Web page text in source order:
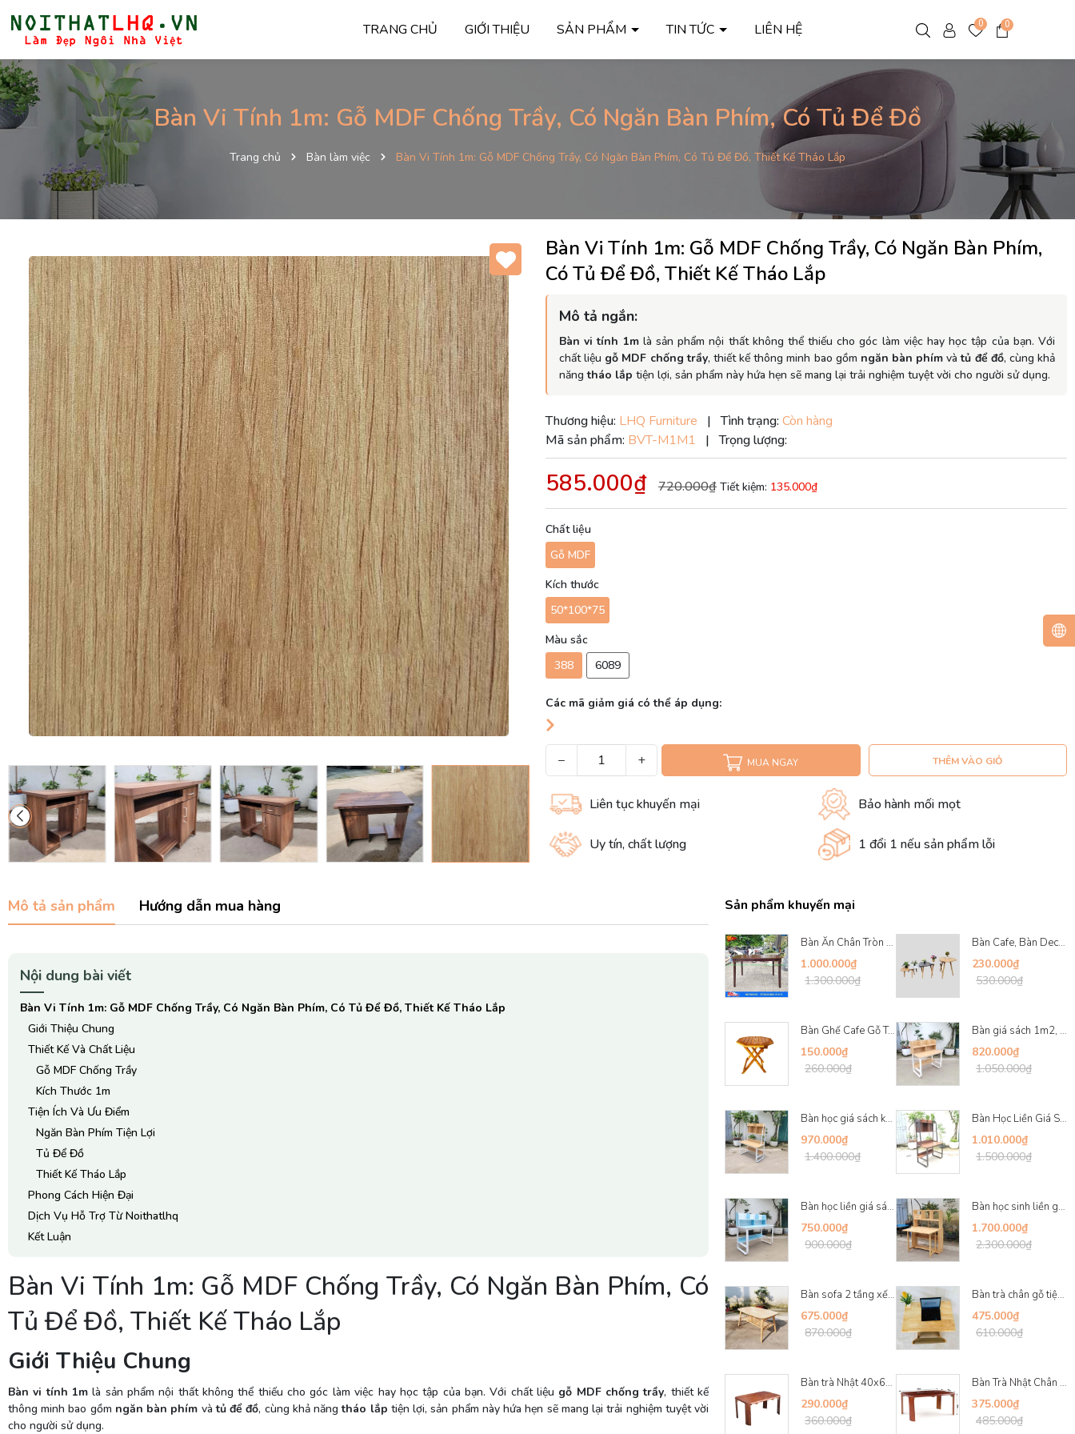
TRANG CHỦ GIỚI THIỆU SẢN PHẨM TIN TỨC LIÊN HỆ 0 0
Bàn Vi Tính 1m: Gỗ MDF Chống Trầy, Có Ngăn Bàn Phím, Có Tủ Để Đồ
Trang chủ Bàn làm việc Bàn Vi Tính 1m: Gỗ MDF Chống Trầy, Có Ngăn Bàn Phím, Có Tủ Để Đồ, Thiết Kế Tháo Lắp
Bàn Vi Tính 1m: Gỗ MDF Chống Trầy, Có Ngăn Bàn Phím,
Có Tủ Để Đồ, Thiết Kế Tháo Lắp
Mô tả ngắn:
Bàn vi tính 1mlà sản phẩm nội thất không thể thiếu cho góc làm việc hay học tập của bạn. Với
chất liệu gỗ MDF chống trầy, thiết kế thông minh bao gồm ngăn bàn phím vàtủ để đồ, cùng khả
năngtháo lắp tiện lợi, sản phẩm này hứa hẹn sẽ mang lại trải nghiệm tuyệt vời cho người sử dụng.
Thương hiệu: LHQ Furniture | Tình trạng: Còn hàng
Mã sản phẩm: BVT-M1M1 | Trọng lượng:
585.000₫ 720.000₫ Tiết kiệm: 135.000₫
Chất liệu
Gỗ MDF
Kích thước
50*100*75
Màu sắc
388
6089
Các mã giảm giá có thể áp dụng:
− + MUA NGAY THÊM VÀO GIỎ
Liên tục khuyến mại Bảo hành mối mọt
Uy tín, chất lượng 1 đổi 1 nếu sản phẩm lỗi
Mô tả sản phẩm Hướng dẫn mua hàng
Nội dung bài viết
Bàn Vi Tính 1m: Gỗ MDF Chống Trầy, Có Ngăn Bàn Phím, Có Tủ Để Đồ, Thiết Kế Tháo Lắp
Giới Thiệu Chung
Thiết Kế Và Chất Liệu
Gỗ MDF Chống Trầy
Kích Thước 1m
Tiện Ích Và Ưu Điểm
Ngăn Bàn Phím Tiện Lợi
Tủ Để Đồ
Thiết Kế Tháo Lắp
Phong Cách Hiện Đại
Dịch Vụ Hỗ Trợ Từ Noithatlhq
Kết Luận
Bàn Vi Tính 1m: Gỗ MDF Chống Trầy, Có Ngăn Bàn Phím, Có
Tủ Để Đồ, Thiết Kế Tháo Lắp
Giới Thiệu Chung
Bàn vi tính 1m là sản phẩm nội thất không thể thiếu cho góc làm việc hay học tập của bạn. Với chất liệu gỗ MDF chống trầy, thiết kế
thông minh bao gồm ngăn bàn phím vàtủ để đồ, cùng khả năngtháo lắp tiện lợi, sản phẩm này hứa hẹn sẽ mang lại trải nghiệm tuyệt vời
cho người sử dụng.
Sản phẩm khuyến mại
Bàn Ăn Chân Tròn 4 Ghế - Sự Lựa Chọn Hoàn Hảo C...
1.000.000₫
1.300.000₫
Bàn Cafe, Bàn Decor DIY - Chân Sắt, Chân Gỗ Tiệ...
230.000₫
530.000₫
Bàn Ghế Cafe Gỗ Tràm - Sự Lựa Chọn Hoàn Hảo Cho...
150.000₫
260.000₫
Bàn giá sách 1m2, Khung sắt chữ U, Gỗ MDF chống...
820.000₫
1.050.000₫
Bàn học giá sách khung sắt 1m, Kích thước 60x10...
970.000₫
1.400.000₫
Bàn Học Liền Giá Sách 1m2: Khung Sắt Sơn Tĩnh Đ...
1.010.000₫
1.500.000₫
Bàn học liền giá sách, Khung sắt chữ U, Gỗ MDF ...
750.000₫
900.000₫
Bàn học sinh liền giá sách, Có thể xếp gọn mặt ...
1.700.000₫
2.300.000₫
Bàn sofa 2 tầng xếp gọn, Gỗ cao su tự nhiên, Kí...
675.000₫
870.000₫
Bàn trà chân gỗ tiện 60x90, Chân gấp tiện lợi, ...
475.000₫
610.000₫
Bàn trà Nhật 40x60, Chân bánh mỳ, Gỗ tự nhiên, ...
290.000₫
360.000₫
Bàn Trà Nhật Chân Bánh Mỳ 50x70 – Gỗ Cao Su Tự ...
375.000₫
485.000₫